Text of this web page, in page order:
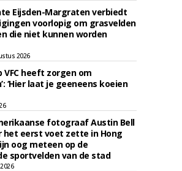
Eijsden-Margraten verbiedt
voorlopig om grasvelden
die niet kunnen worden
2026
VFC heeft zorgen om
‘Hier laat je geeneens koeien
fotograaf Austin Bell
het eerst voet zette in Hong
oog meteen op de
sportvelden van de stad